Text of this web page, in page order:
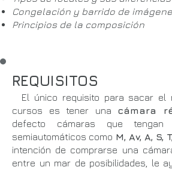
Congelación y barrido de
Principios de la composición
REQUISITOS
El único requisito para sacar el
cursos es tener una cámara
defecto cámaras que
semiautomáticos como M, Av, A, S,
intención de comprarse una
entre un mar de posibilidades, le